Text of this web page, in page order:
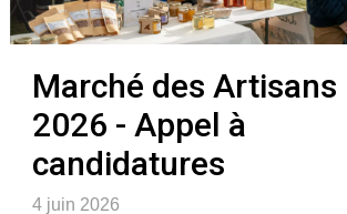
Marché des Artisans
2026 - Appel à
candidatures
4 juin 2026